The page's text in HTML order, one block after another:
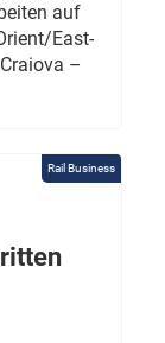
auf
East-
–
Rail Business